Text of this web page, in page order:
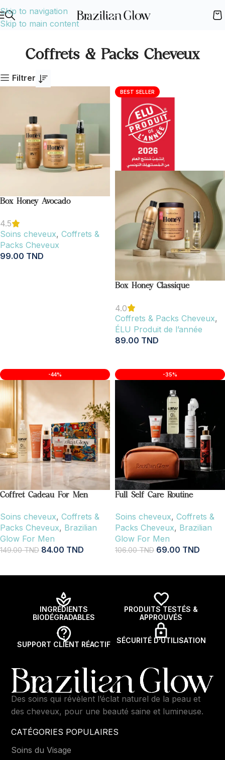
Skip to navigation
Skip to main content
Coffrets & Packs Cheveux
Filtrer
Box Honey Avocado
4.5
Soins cheveux, Coffrets &
Packs Cheveux
99.00 TND
BEST SELLER
Box Honey Classique
4.0
Coffrets & Packs Cheveux,
ÉLU Produit de l’année
89.00 TND
-44%
Coffret Cadeau For Men
Soins cheveux, Coffrets &
Packs Cheveux, Brazilian
Glow For Men
149.00TND 84.00 TND
-35%
Full Self Care Routine
Soins cheveux, Coffrets &
Packs Cheveux, Brazilian
Glow For Men
106.00TND 69.00 TND
INGRÉDIENTS
BIODÉGRADABLES
PRODUITS TESTÉS &
APPROUVÉS
SUPPORT CLIENT RÉACTIF SÉCURITÉ D’UTILISATION
Des soins qui révèlent l’éclat naturel de la peau et
des cheveux, pour une beauté saine et lumineuse.
CATÉGORIES POPULAIRES
Soins du Visage